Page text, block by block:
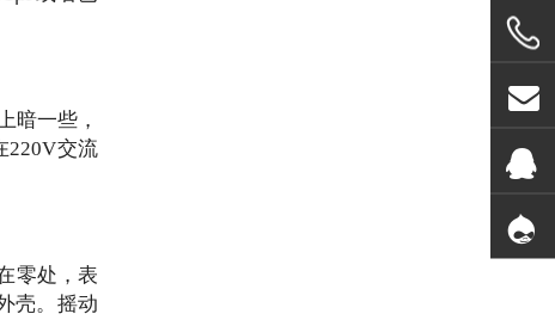
暗一些，
220V交流
零处，表
壳。摇动